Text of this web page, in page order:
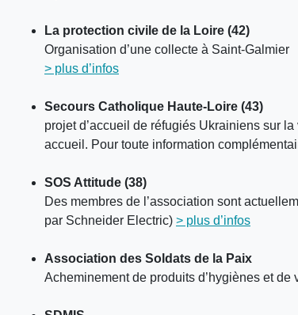
La protection civile de la Loire (42)
Organisation d’une collecte à Saint-Galmier
> plus d’infos
Secours Catholique Haute-Loire (43)
projet d’accueil de réfugiés Ukrainiens sur
accueil. Pour toute information
SOS Attitude (38)
Des membres de l’association sont
par Schneider Electric) > plus d’infos
Association des Soldats de la Paix
Acheminement de produits d’hygiènes et de